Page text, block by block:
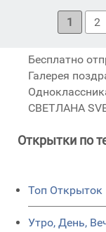
1 2
Бесплатно
Галерея
СВЕТЛАНА
Открытки по
Топ Открыток
Утро, День,